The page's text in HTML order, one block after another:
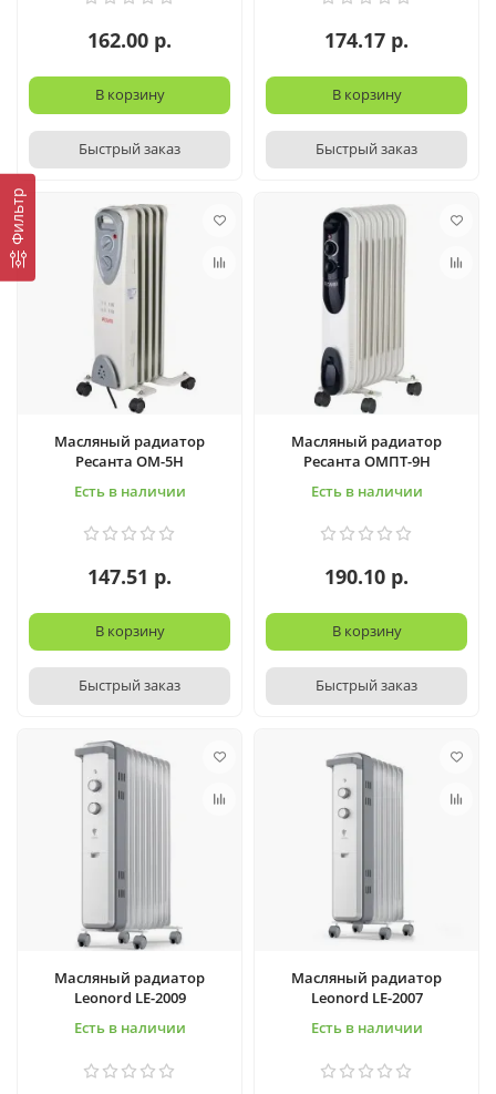
Фильтр
162.00 р.
В корзину
Быстрый заказ
174.17 р.
В корзину
Быстрый заказ
Масляный радиатор
Ресанта ОМ-5Н
Есть в наличии
147.51 р.
В корзину
Быстрый заказ
Масляный радиатор
Ресанта ОМПТ-9Н
Есть в наличии
190.10 р.
В корзину
Быстрый заказ
Масляный радиатор
Leonord LE-2009
Есть в наличии
Масляный радиатор
Leonord LE-2007
Есть в наличии